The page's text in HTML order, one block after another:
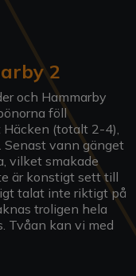
2
och Hammarby
föll
Häcken (totalt 2-4),
Senast vann gänget
vilket smakade
är konstigt sett till
talat inte riktigt på
troligen hela
Tvåan kan vi med